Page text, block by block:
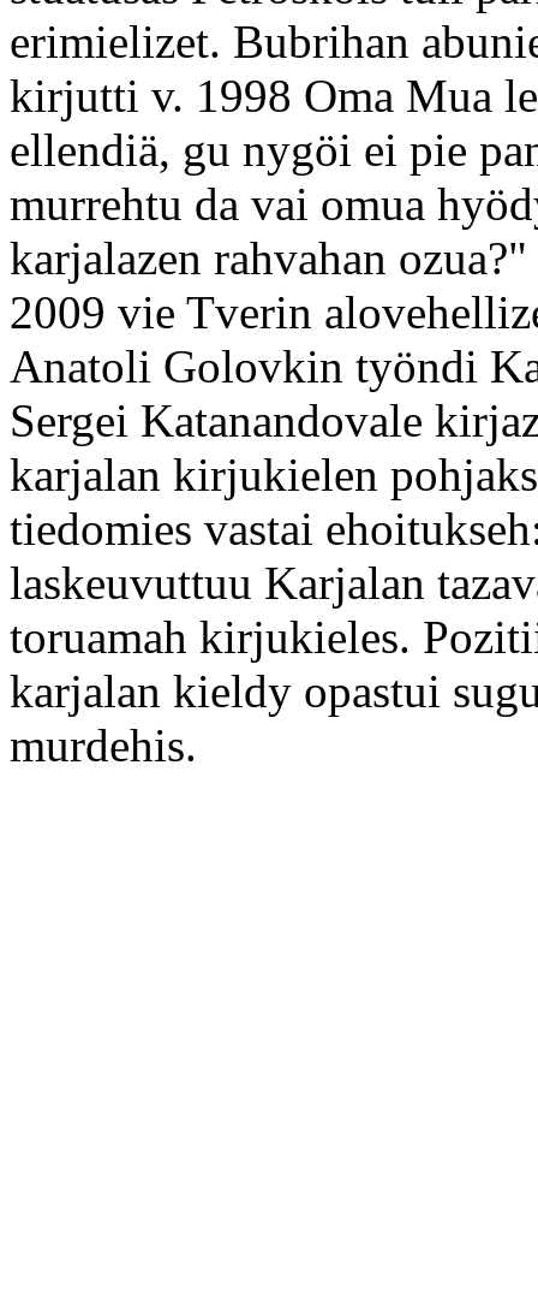
erimielizet. Bubrihan
kirjutti v. 1998 Oma Mua
ellendiä, gu nygöi ei pie
murrehtu da vai omua
karjalazen rahvahan
2009 vie Tverin
Anatoli Golovkin työndi
Sergei Katanandovale
karjalan kirjukielen
tiedomies vastai
laskeuvuttuu Karjalan
toruamah kirjukieles.
karjalan kieldy opastui
murdehis.